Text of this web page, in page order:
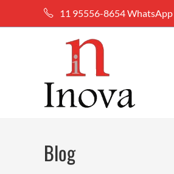
11 95556-8654 WhatsApp
Blog